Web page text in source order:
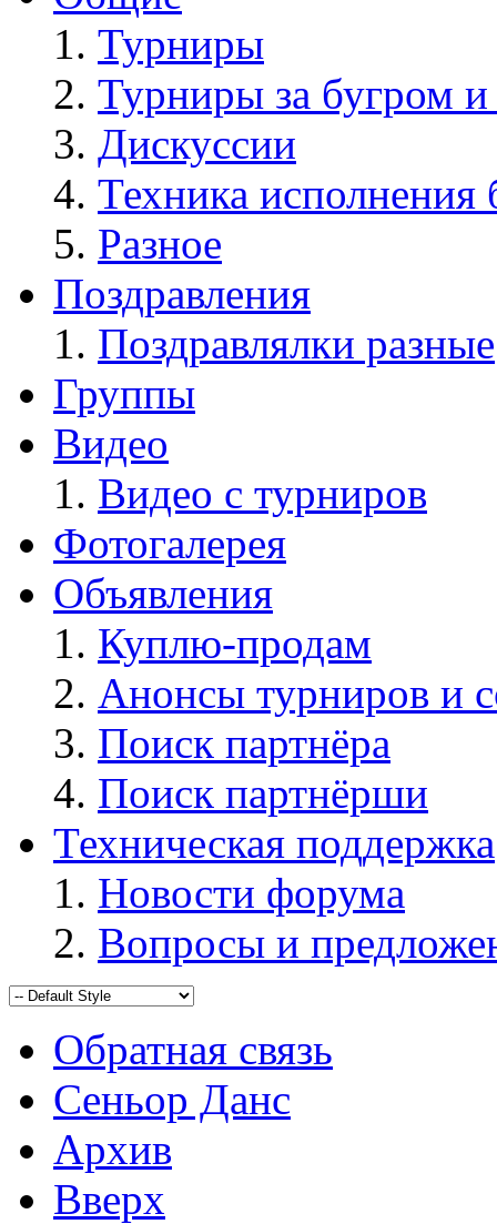
Турниры
Турниры за бугром
Дискуссии
Техника исполнения
Разное
Поздравления
Поздравлялки разные
Группы
Видео
Видео с турниров
Фотогалерея
Объявления
Куплю-продам
Анонсы турниров и
Поиск партнёра
Поиск партнёрши
Техническая поддержка
Новости форума
Вопросы и
Обратная связь
Сеньор Данс
Архив
Вверх